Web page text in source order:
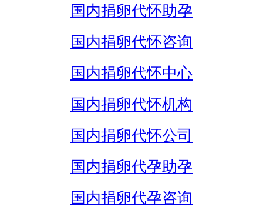
国内捐卵代怀助孕
国内捐卵代怀咨询
国内捐卵代怀中心
国内捐卵代怀机构
国内捐卵代怀公司
国内捐卵代孕助孕
国内捐卵代孕咨询